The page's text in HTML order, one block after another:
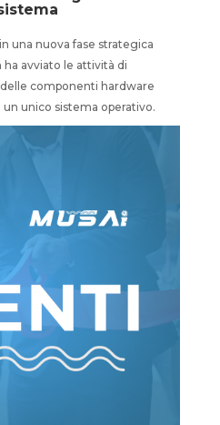
una nuova fase strategica
ha avviato le attività di
componenti hardware
unico sistema operativo.